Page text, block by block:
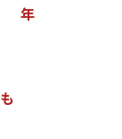
年
も